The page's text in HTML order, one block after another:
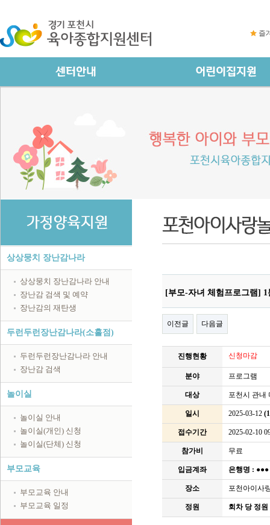
즐
상상뭉치 장난감나라
상상뭉치 장난감나라 안내
장난감 검색 및 예약
장난감의 재탄생
두런두런장난감나라(소흘점)
두런두런장난감나라 안내
장난감 검색
놀이실
놀이실 안내
놀이실(개인) 신청
놀이실(단체) 신청
부모교육
부모교육 안내
부모교육 일정
[부모-자녀 체험프로그램]
이전글 다음글
진행현황 신청마감
분야 프로그램
대상 포천시 관내
일시 2025-03-12
접수기간 2025-02-10
참가비 무료
입금계좌 은행명 :
장소 포천아이사
정원 회차 당 정원